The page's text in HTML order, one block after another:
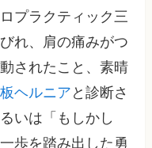
プラクティック三
れ、肩の痛みがつ
されたこと、素晴
ヘルニア と診断さ
いは「もしかし
歩を踏み出した勇